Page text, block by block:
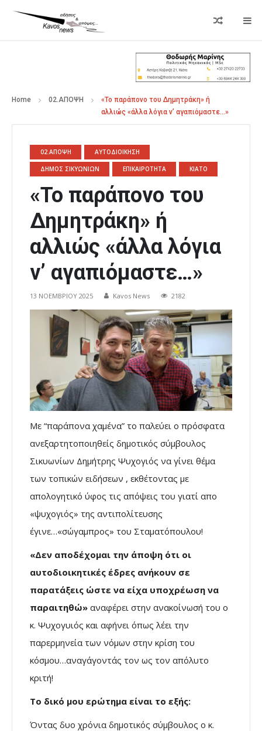
Home 02.ΑΠΟΨΗ
«Το παράπονο του Δημητράκη» ή
αλλιώς «άλλα λόγια ν’ αγαπιόμαστε…»
02.ΑΠΟΨΗ ΑΥΤΟΔΙΟΙΚΗΣΗ
ΔΗΜΟΣ ΣΙΚΥΩΝΙΩΝ ΕΠΙΚΑΙΡΟΤΗΤΑ ΚΙΑΤΟ
«Το παράπονο του
Δημητράκη» ή
αλλιώς «άλλα λόγια
ν’ αγαπιόμαστε…»
13 ΝΟΕΜΒΡΊΟΥ 2025 Kavos News 2182
Με “παράπονα χαμένα” το παλεύει ο πρόσφατα
ανεξαρτητοποιηθείς δημοτικός σύμβουλος
Σικυωνίων Δημήτρης Ψυχογιός να γίνει θέμα
των τοπικών ειδήσεων , εκθέτοντας με
απολογητικό ύφος τις απόψεις του γιατί απο
«ψυχογιός» της αντιπολίτευσης
έγινε…«σώγαμπρος» του Σταματόπουλου!
«Δεν αποδέχομαι την άποψη ότι οι
αυτοδιοικητικές έδρες ανήκουν σε
παρατάξεις ώστε να είχα υποχρέωση να
παραιτηθώ» αναφέρει στην ανακοίνωσή του ο
κ. Ψυχογυιός και αφήνει όπως λέει την
παρερμηνεία των νόμων στην κρίση του
κόσμου…αναγάγοντάς τον ως τον απόλυτο
κριτή!
Το δικό μου ερώτημα είναι το εξής:
Όντας δυο χρόνια δημοτικός σύμβουλος ο κ.